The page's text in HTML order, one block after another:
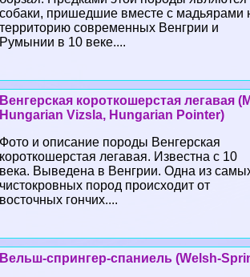
собаки, пришедшие вместе с мадьярами
территорию современных Венгрии и
Румынии в 10 веке....
Венгерская короткошерстая легавая
Hungarian Vizsla, Hungarian Pointer)
Фото и описание породы Венгерская
короткошерстая легавая. Известна с 10
века. Выведена в Венгрии. Одна из
чистокровных пород происходит от
восточных гончих....
Вельш-спрингер-спаниель (Welsh-